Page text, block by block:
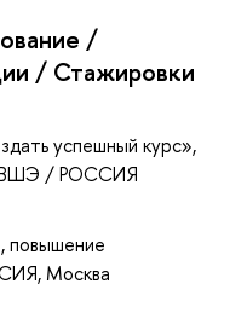
/
/ Стажировки
успешный курс»,
/ РОССИЯ
, повышение
Москва